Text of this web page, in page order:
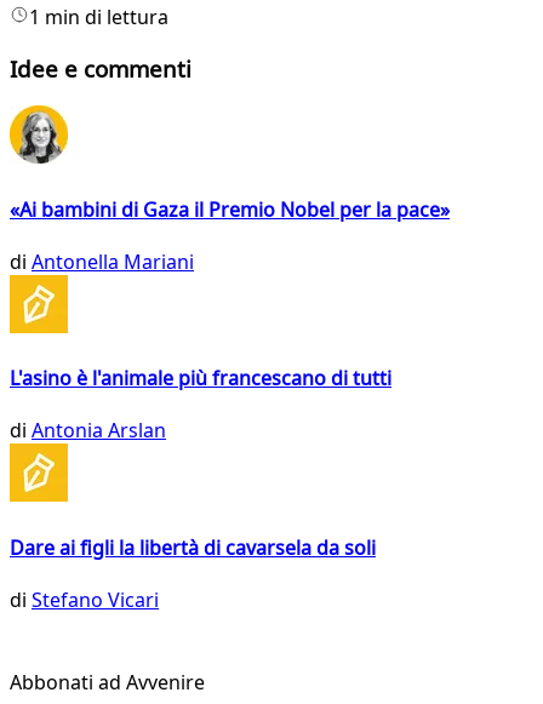
1 min di lettura
Idee e commenti
«Ai bambini di Gaza il Premio Nobel per la pace»
di Antonella Mariani
L'asino è l'animale più francescano di tutti
di Antonia Arslan
Dare ai figli la libertà di cavarsela da soli
di Stefano Vicari
Abbonati ad Avvenire